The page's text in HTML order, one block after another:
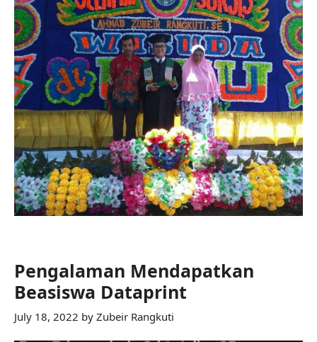
Pengalaman Mendapatkan
Beasiswa Dataprint
July 18, 2022 by Zubeir Rangkuti